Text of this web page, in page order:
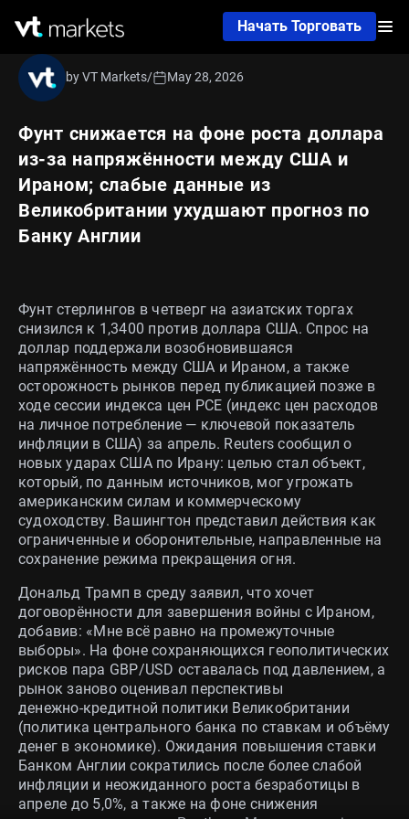
Начать Торговать
Фунт снижается на фоне роста доллара
из‑за напряжённости между США и
Ираном; слабые данные из
Великобритании ухудшают прогноз по
Банку Англии
by VT Markets/ May 28, 2026
Фунт стерлингов в четверг на азиатских торгах
снизился к 1,3400 против доллара США. Спрос на
доллар поддержали возобновившаяся
напряжённость между США и Ираном, а также
осторожность рынков перед публикацией позже в
ходе сессии индекса цен PCE (индекс цен расходов
на личное потребление — ключевой показатель
инфляции в США) за апрель. Reuters сообщил о
новых ударах США по Ирану: целью стал объект,
который, по данным источников, мог угрожать
американским силам и коммерческому
судоходству. Вашингтон представил действия как
ограниченные и оборонительные, направленные на
сохранение режима прекращения огня.
Дональд Трамп в среду заявил, что хочет
договорённости для завершения войны с Ираном,
добавив: «Мне всё равно на промежуточные
выборы». На фоне сохраняющихся геополитических
рисков пара GBP/USD оставалась под давлением, а
рынок заново оценивал перспективы
денежно‑кредитной политики Великобритании
(политика центрального банка по ставкам и объёму
денег в экономике). Ожидания повышения ставки
Банком Англии сократились после более слабой
инфляции и неожиданного роста безработицы в
апреле до 5,0%, а также на фоне снижения